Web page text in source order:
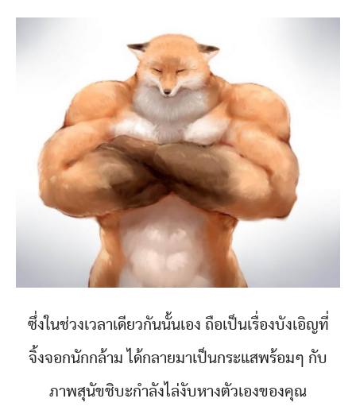
ซึ่งในช่วงเวลาเดียวกันนั้นเอง ถือเป็นเรื่องบังเอิญที่
จิ้งจอกนักกล้าม ได้กลายมาเป็นกระแสพร้อมๆ กับ
ภาพสุนัขชิบะกำลังไล่งับหางตัวเองของคุณ